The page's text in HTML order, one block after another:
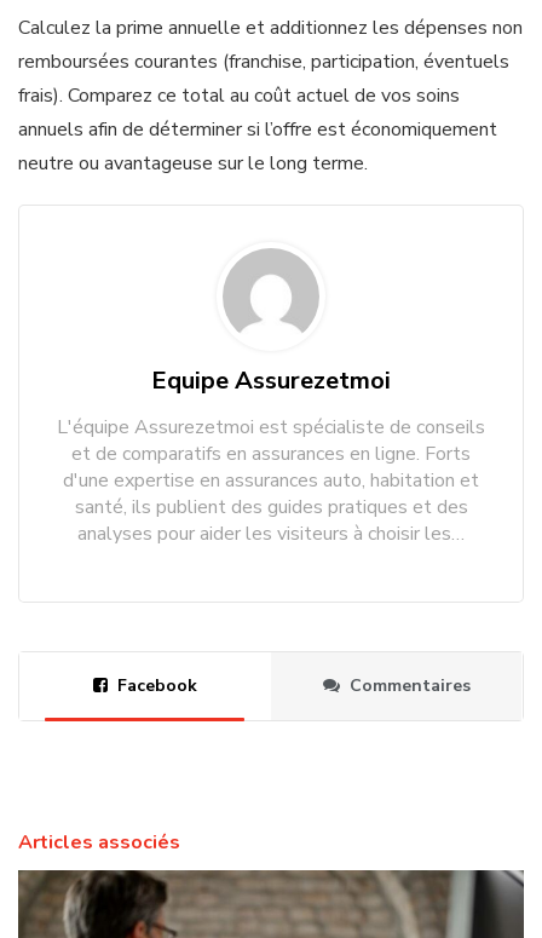
Calculez la prime annuelle et additionnez les dépenses non
remboursées courantes (franchise, participation, éventuels
frais). Comparez ce total au coût actuel de vos soins
annuels afin de déterminer si l’offre est économiquement
neutre ou avantageuse sur le long terme.
Equipe Assurezetmoi
L'équipe Assurezetmoi est spécialiste de conseils
et de comparatifs en assurances en ligne. Forts
d'une expertise en assurances auto, habitation et
santé, ils publient des guides pratiques et des
analyses pour aider les visiteurs à choisir les…
Facebook Commentaires
Articles associés